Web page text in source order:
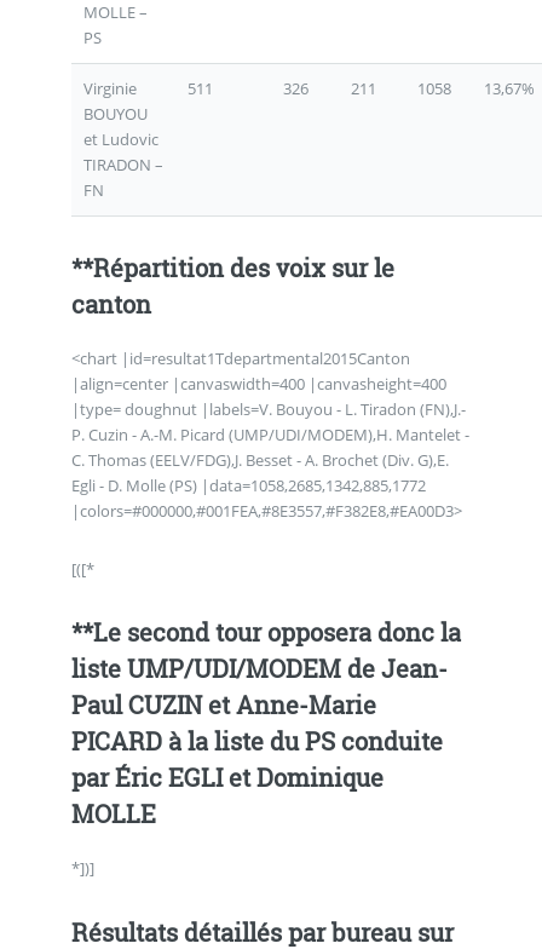
MOLLE –
PS
Virginie
BOUYOU
et Ludovic
TIRADON –
FN
511 326 211 1058 13,67%
**Répartition des voix sur le
canton
<chart |id=resultat1Tdepartmental2015Canton
|align=center |canvaswidth=400 |canvasheight=400
|type= doughnut |labels=V. Bouyou - L. Tiradon (FN),J.-
P. Cuzin - A.-M. Picard (UMP/UDI/MODEM),H. Mantelet -
C. Thomas (EELV/FDG),J. Besset - A. Brochet (Div. G),E.
Egli - D. Molle (PS) |data=1058,2685,1342,885,1772
|colors=#000000,#001FEA,#8E3557,#F382E8,#EA00D3>
[([*
**Le second tour opposera donc la
liste UMP/UDI/MODEM de Jean-
Paul CUZIN et Anne-Marie
PICARD à la liste du PS conduite
par Éric EGLI et Dominique
MOLLE
*])]
Résultats détaillés par bureau sur